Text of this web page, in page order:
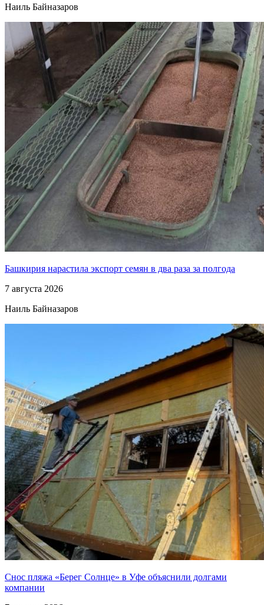
Наиль Байназаров
Башкирия нарастила экспорт семян в два раза за полгода
7 августа 2026
Наиль Байназаров
Снос пляжа «Берег Солнце» в Уфе объяснили долгами
компании